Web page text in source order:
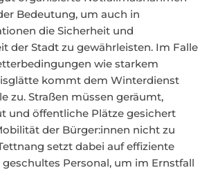
Bedeutung, um auch in
die Sicherheit und
der Stadt zu gewährleisten. Im Falle
wie starkem
kommt dem Winterdienst
zu. Straßen müssen geräumt,
und öffentliche Plätze gesichert
der Bürger:innen nicht zu
setzt dabei auf effiziente
Personal, um im Ernstfall